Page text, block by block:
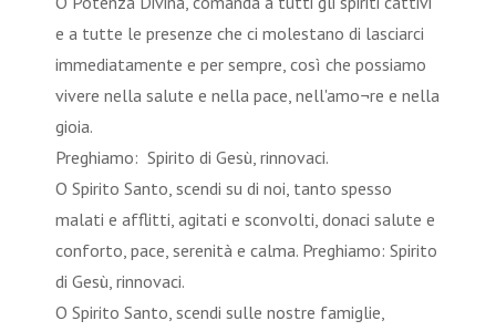
e a tutte le presenze che ci molestano di lasciarci
immediatamente e per sempre, così che possiamo
vivere nella salute e nella pace, nell'amo¬re e nella
gioia.
Preghiamo: Spirito di Gesù, rinnovaci.
O Spirito Santo, scendi su di noi, tanto spesso
malati e afflitti, agitati e sconvolti, donaci salute e
conforto, pace, serenità e calma. Preghiamo: Spirito
di Gesù, rinnovaci.
O Spirito Santo, scendi sulle nostre famiglie,